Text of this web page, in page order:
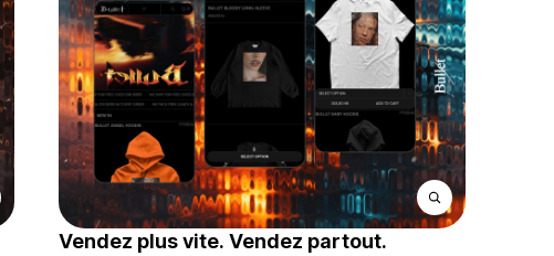
Vendez plus vite. Vendez partout.